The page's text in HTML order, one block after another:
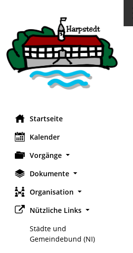
Startseite
Kalender
Vorgänge
Dokumente
Organisation
Nützliche Links
Städte und
Gemeindebund (NI)